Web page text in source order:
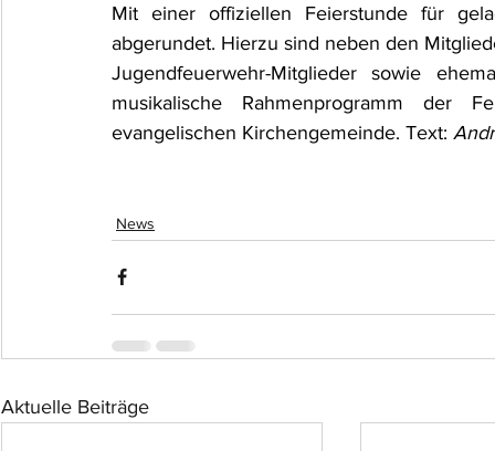
Mit einer offiziellen Feierstunde für
abgerundet. Hierzu sind neben den
Jugendfeuerwehr-Mitglieder sowie
musikalische Rahmenprogramm der
evangelischen Kirchengemeinde. Text:
News
Aktuelle Beiträge